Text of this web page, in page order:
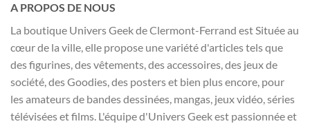
A PROPOS DE NOUS
La boutique Univers Geek de Clermont-Ferrand est Située au
cœur de la ville, elle propose une variété d'articles tels que
des figurines, des vêtements, des accessoires, des jeux de
société, des Goodies, des posters et bien plus encore, pour
les amateurs de bandes dessinées, mangas, jeux vidéo, séries
télévisées et films. L'équipe d'Univers Geek est passionnée et